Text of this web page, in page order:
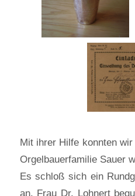
Mit ihrer Hilfe konnten
Orgelbauerfamilie Sauer
Es schloß sich ein
an. Frau Dr. Lohnert